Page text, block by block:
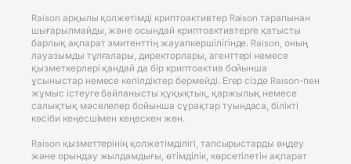
Raison арқылы қолжетімді криптоактивтер Raison тарапынан
шығарылмайды, және осындай криптоактивтерге қатысты
барлық ақпарат эмитенттің жауапкершілігінде. Raison, оның
лауазымды тұлғалары, директорлары, агенттері немесе
қызметкерлері қандай да бір криптоактив бойынша
ұсыныстар немесе кепілдіктер бермейді. Егер сізде Raison-пен
жұмыс істеуге байланысты құқықтық, қаржылық немесе
салықтық мәселелер бойынша сұрақтар туындаса, білікті
кәсіби кеңесшімен кеңескен жөн.
Raison қызметтерінің қолжетімділігі, тапсырыстарды өңдеу
және орындау жылдамдығы, өтімділік, көрсетілетін ақпарат